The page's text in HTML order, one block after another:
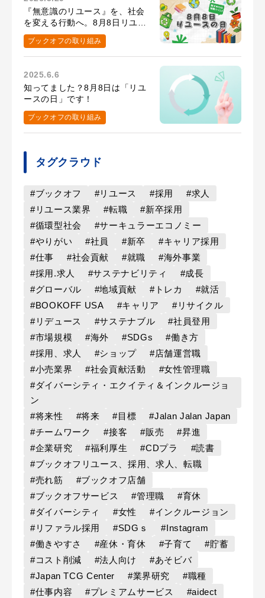
『無意識のリユース』を、社会
を変える行動へ。8月8日リユー
スの日の取り組み
ブックオフの取り組み
2025.6.6
知ってました？8月8日は「リユ
ースの日」です！
ブックオフの取り組み
タグクラウド
#ブックオフ #リユース #採用
#求人
#リユース業界
#転職
#新卒採用
#循環型社会
#サーキュラーエコノミー
#やりがい
#社員 #新卒
#キャリア採用
#仕事
#社会貢献 #就職
#海外事業
#採用.求人
#サステナビリティ
#成長
#グローバル
#地域貢献 #トレカ
#就活
#BOOKOFF USA
#キャリア
#リサイクル
#リデュース
#サステナブル
#社員登用
#市場規模
#海外 #SDGs
#働き方
#採用、求人
#ショップ
#店舗運営職
#小売業界
#社会貢献活動
#女性管理職
#ダイバーシティ・エクイティ＆インクルージョ
ン
#将来性
#将来 #目標
#Jalan Jalan Japan
#チームワーク
#接客 #販売
#昇進
#企業研究
#福利厚生 #CDプラ
#読書
#ブックオフリユース、採用、求人、転職
#売れ筋
#ブックオフ店舗
#ブックオフサービス
#管理職
#育休
#ダイバーシティ
#女性
#インクルージョン
#リファラル採用
#SDGｓ
#Instagram
#働きやすさ
#産休・育休 #子育て
#貯蓄
#コスト削減
#法人向け
#あそビバ
#Japan TCG Center
#業界研究
#職種
#仕事内容
#プレミアムサービス
#aidect